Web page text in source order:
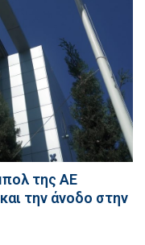
της ΑΕ
την άνοδο στην